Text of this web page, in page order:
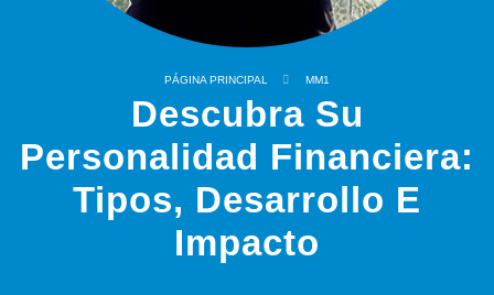
PÁGINA PRINCIPAL MM1
Descubra Su
Personalidad Financiera:
Tipos, Desarrollo E
Impacto